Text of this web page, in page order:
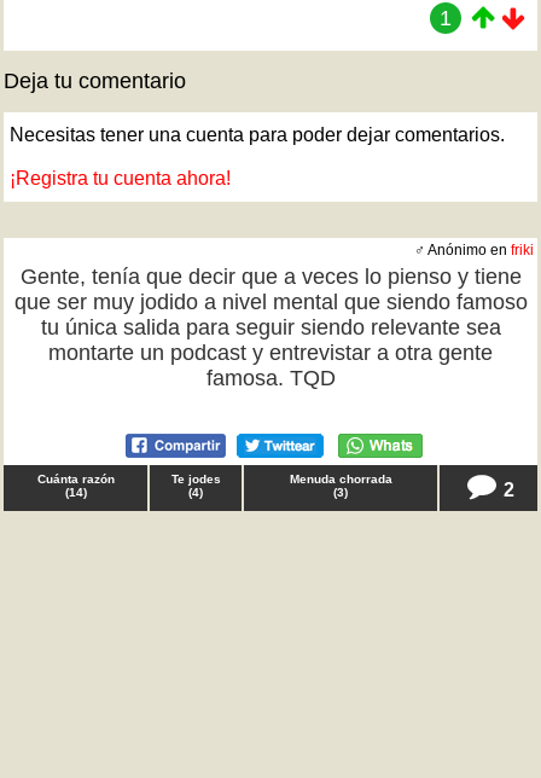
1
Deja tu comentario
Necesitas tener una cuenta para poder dejar comentarios.
¡Registra tu cuenta ahora!
♂ Anónimo en friki
Gente, tenía que decir que a veces lo pienso y tiene
que ser muy jodido a nivel mental que siendo famoso
tu única salida para seguir siendo relevante sea
montarte un podcast y entrevistar a otra gente
famosa. TQD
Cuánta razón
(14)
Te jodes
(4)
Menuda chorrada
(3) 2